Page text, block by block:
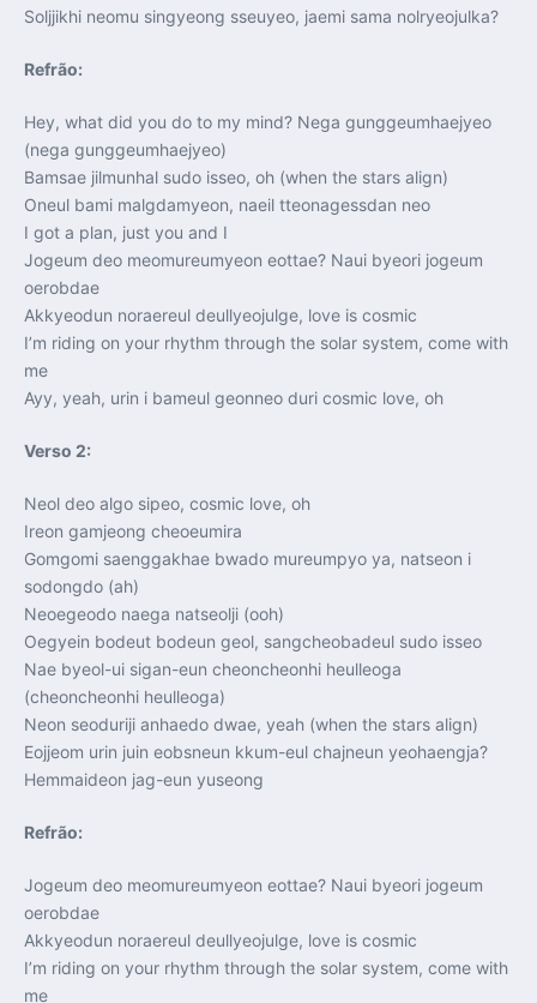
Soljjikhi neomu singyeong sseuyeo, jaemi sama nolryeojulka?
Refrão:
Hey, what did you do to my mind? Nega gunggeumhaejyeo
(nega gunggeumhaejyeo)
Bamsae jilmunhal sudo isseo, oh (when the stars align)
Oneul bami malgdamyeon, naeil tteonagessdan neo
I got a plan, just you and I
Jogeum deo meomureumyeon eottae? Naui byeori jogeum
oerobdae
Akkyeodun noraereul deullyeojulge, love is cosmic
I’m riding on your rhythm through the solar system, come with
me
Ayy, yeah, urin i bameul geonneo duri cosmic love, oh
Verso 2:
Neol deo algo sipeo, cosmic love, oh
Ireon gamjeong cheoeumira
Gomgomi saenggakhae bwado mureumpyo ya, natseon i
sodongdo (ah)
Neoegeodo naega natseolji (ooh)
Oegyein bodeut bodeun geol, sangcheobadeul sudo isseo
Nae byeol-ui sigan-eun cheoncheonhi heulleoga
(cheoncheonhi heulleoga)
Neon seoduriji anhaedo dwae, yeah (when the stars align)
Eojjeom urin juin eobsneun kkum-eul chajneun yeohaengja?
Hemmaideon jag-eun yuseong
Refrão:
Jogeum deo meomureumyeon eottae? Naui byeori jogeum
oerobdae
Akkyeodun noraereul deullyeojulge, love is cosmic
I’m riding on your rhythm through the solar system, come with
me